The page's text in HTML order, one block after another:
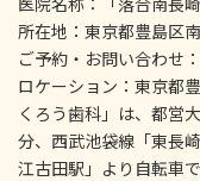
所在地：東京都豊島区
ご予約・お問い合わせ
ロケーション：東京都
くろう歯科」は、都営
分、西武池袋線「東長
江古田駅」より自転車